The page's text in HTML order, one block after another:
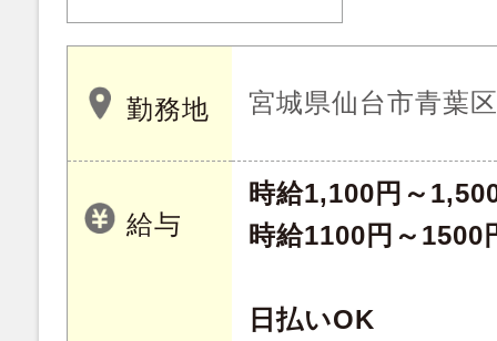
勤務地 宮城県仙台市青葉
給与
時給1,100円～
時給1100円～1500
日払いOK